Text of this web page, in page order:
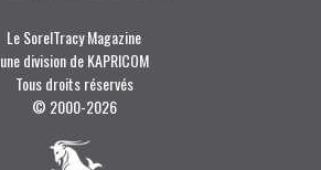
Le SorelTracy Magazine
une division de KAPRICOM
Tous droits réservés
© 2000-2026